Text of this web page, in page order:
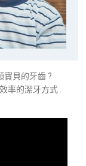
寶貝的牙齒 ?
率的潔牙方式 .